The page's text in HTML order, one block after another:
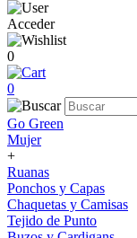
Acceder
0
0
Go Green
Mujer
+
Ruanas
Ponchos y Capas
Chaquetas y Camisas
Tejido de Punto